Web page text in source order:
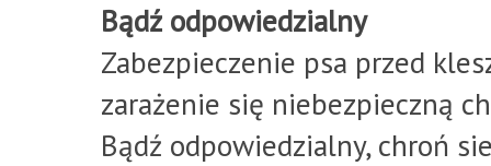
Bądź odpowiedzialny
Zabezpieczenie psa przed
zarażenie się niebezpieczną
Bądź odpowiedzialny, chroń